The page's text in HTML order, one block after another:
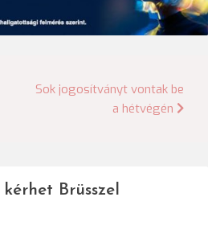
Sok jogosítványt vontak be
a hétvégén
Brüsszel